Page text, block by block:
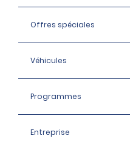
Offres spéciales
Véhicules
Programmes
Entreprise